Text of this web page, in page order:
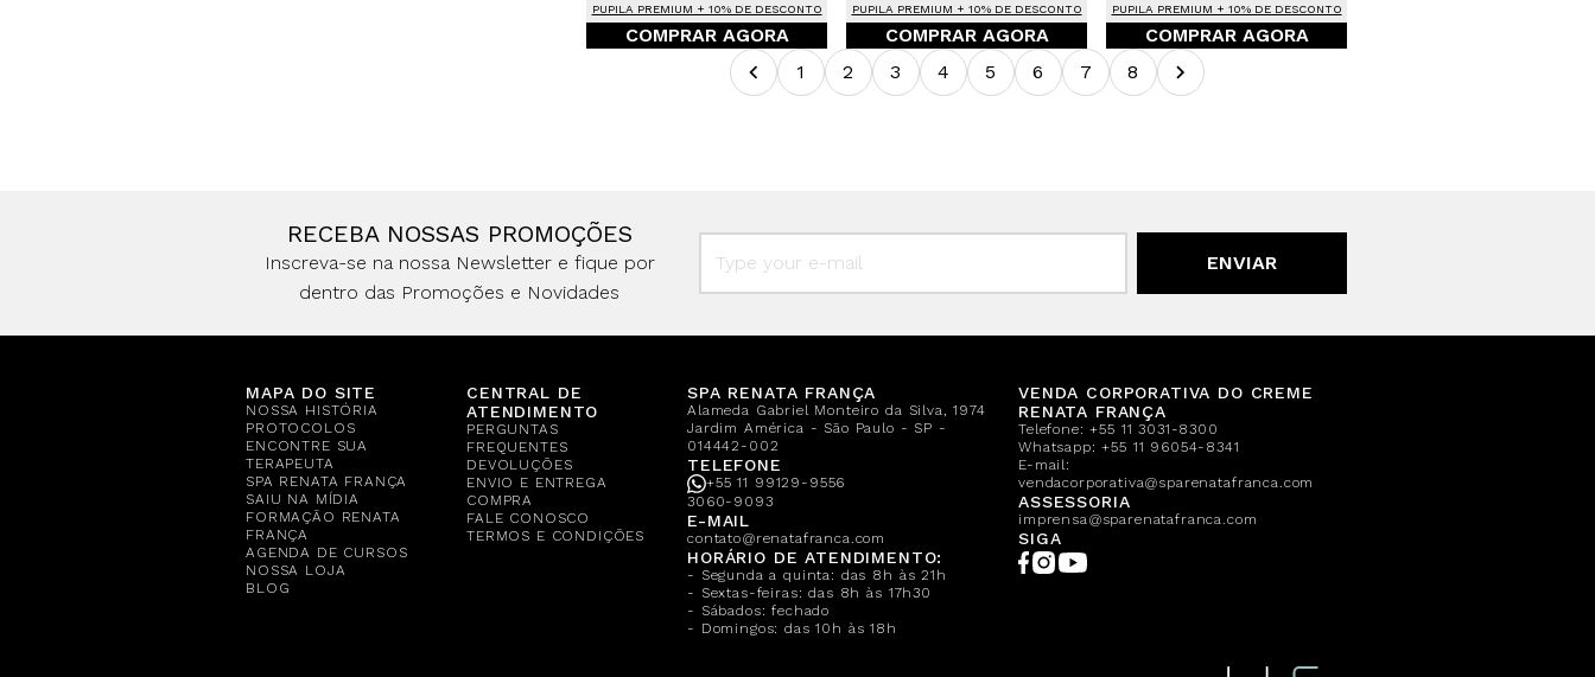
PUPILA PREMIUM + 10% DE DESCONTO
COMPRAR AGORA
PUPILA PREMIUM + 10% DE DESCONTO
COMPRAR AGORA
PUPILA PREMIUM + 10% DE DESCONTO
COMPRAR AGORA
1
2 3 4 5 6 7 8
RECEBA NOSSAS PROMOÇÕES
Inscreva-se na nossa Newsletter e fique por
dentro das Promoções e Novidades
ENVIAR
MAPA DO SITE
NOSSA HISTÓRIA
PROTOCOLOS
ENCONTRE SUA
TERAPEUTA
SPA RENATA FRANÇA
SAIU NA MÍDIA
FORMAÇÃO RENATA
FRANÇA
AGENDA DE CURSOS
NOSSA LOJA
BLOG
CENTRAL DE
ATENDIMENTO
PERGUNTAS
FREQUENTES
DEVOLUÇÕES
ENVIO E ENTREGA
COMPRA
FALE CONOSCO
TERMOS E CONDIÇÕES
SPA RENATA FRANÇA
Alameda Gabriel Monteiro da Silva, 1974
Jardim América - São Paulo - SP -
014442-002
TELEFONE
+55 11 99129-9556
3060-9093
E-MAIL
contato@renatafranca.com
HORÁRIO DE ATENDIMENTO:
- Segunda a quinta: das 8h às 21h
- Sextas-feiras: das 8h às 17h30
- Sábados: fechado
- Domingos: das 10h às 18h
VENDA CORPORATIVA DO CREME
RENATA FRANÇA
Telefone:+55 11 3031-8300
Whatsapp:+55 11 96054-8341
E-mail:
vendacorporativa@sparenatafranca.com
ASSESSORIA
imprensa@sparenatafranca.com
SIGA